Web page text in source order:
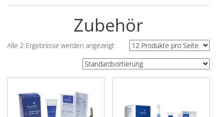
Zubehör
Alle 2 Ergebnisse werden angezeigt